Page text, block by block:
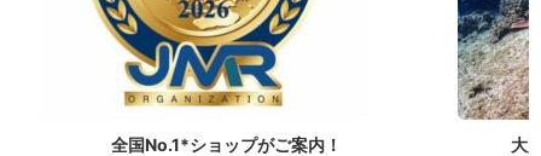
全国No.1*ショップがご案内！
大